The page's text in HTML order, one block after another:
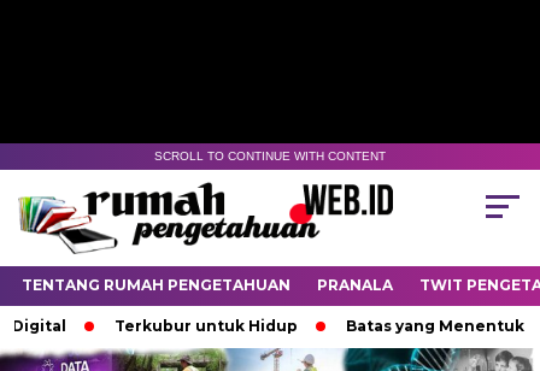
SCROLL TO CONTINUE WITH CONTENT
TENTANG RUMAH PENGETAHUAN PRANALA TWIT
Terkubur untuk Hidup Batas yang Menentukan